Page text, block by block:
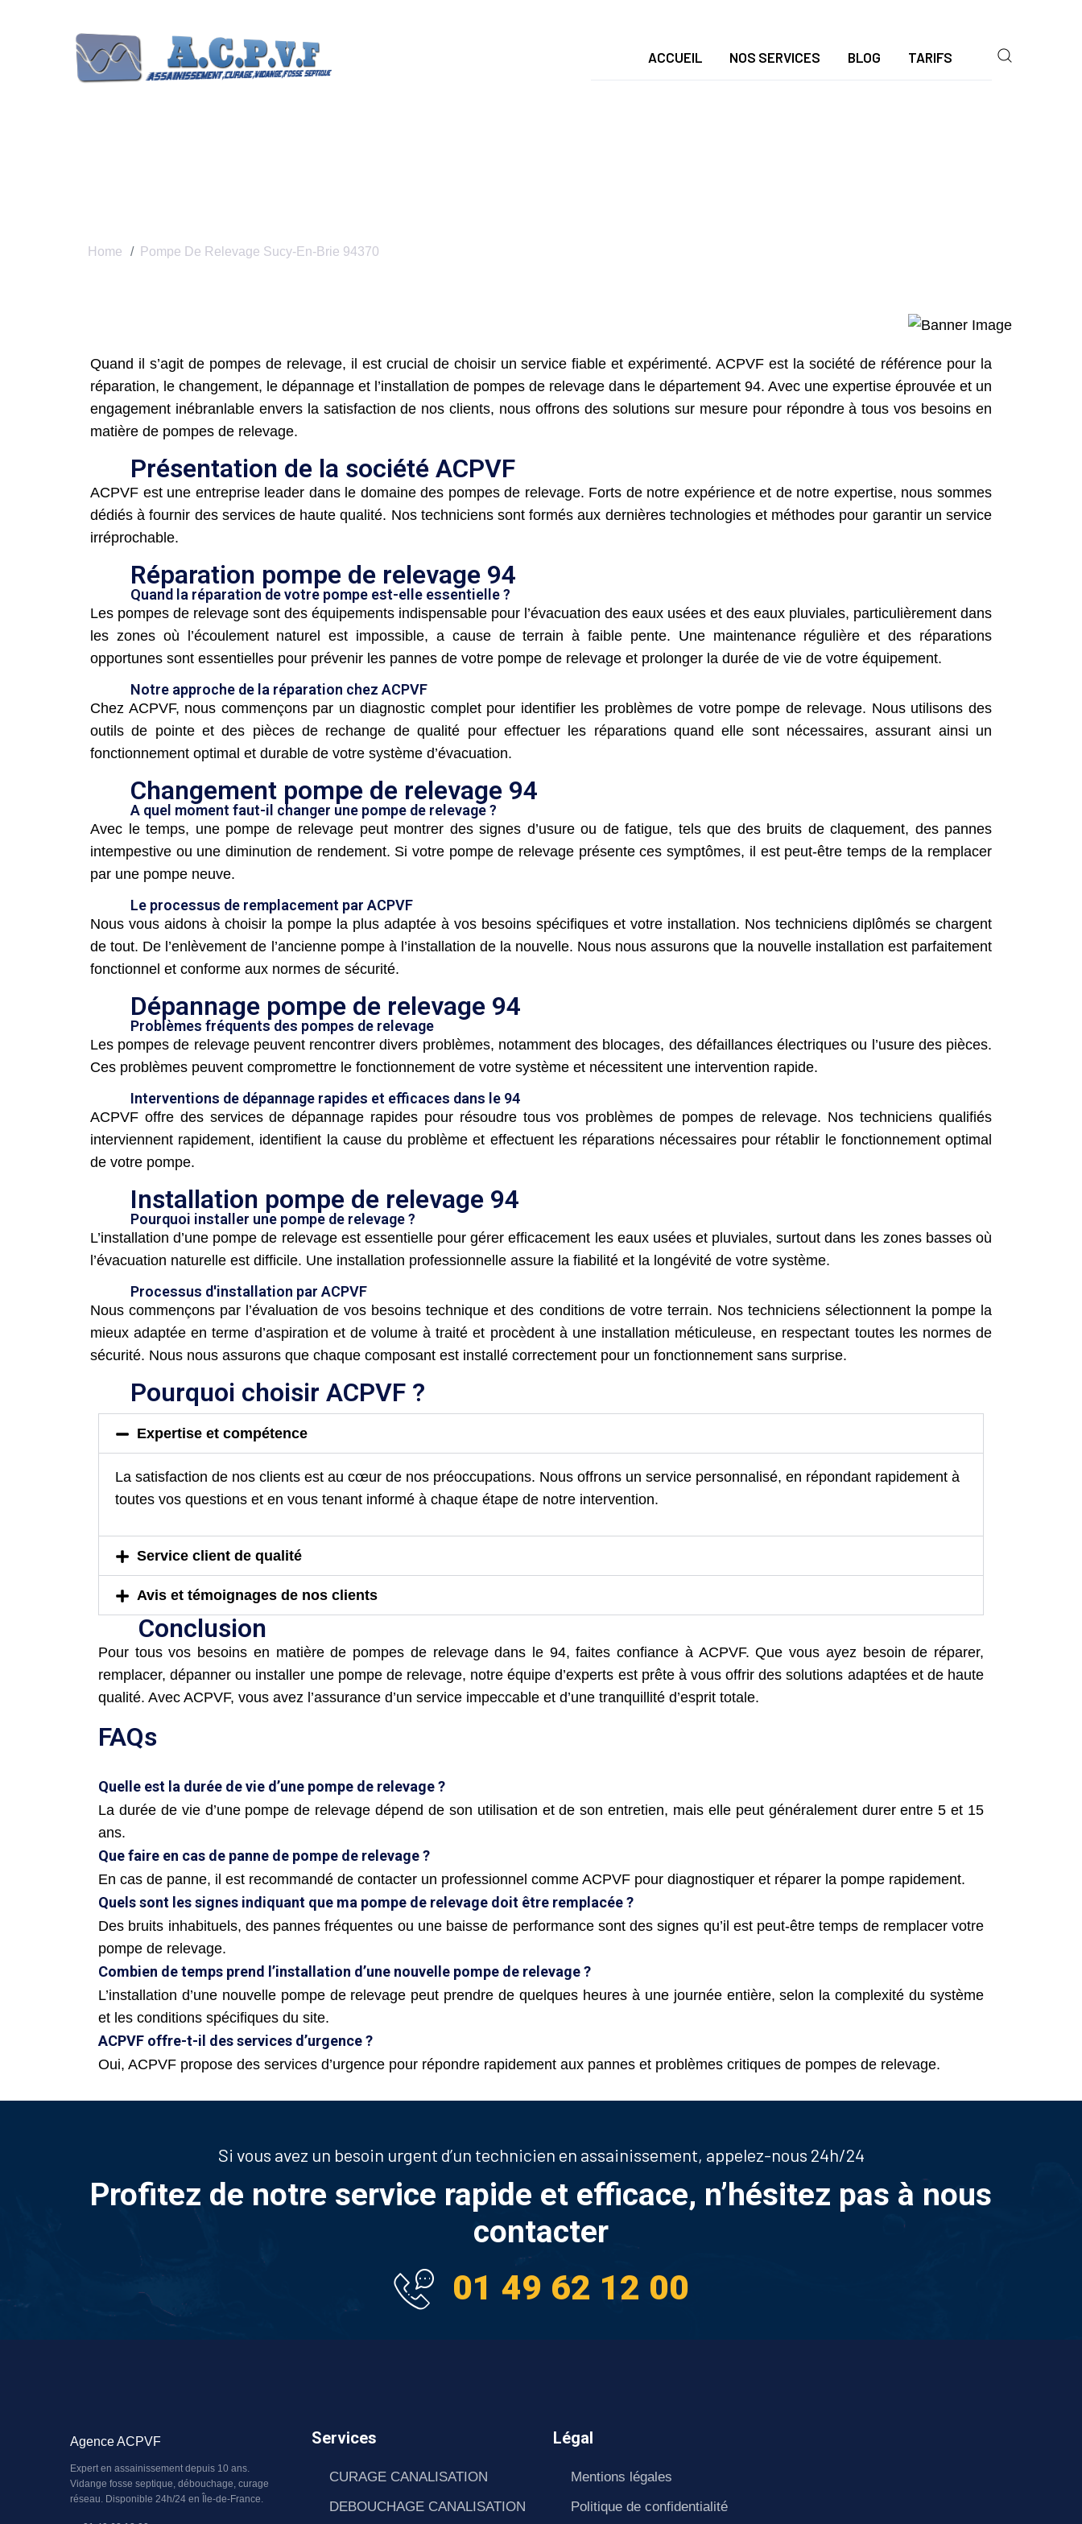
ACCUEIL NOS SERVICES BLOG TARIFS
Home Pompe De Relevage Sucy-En-Brie 94370
Quand il s’agit de pompes de relevage, il est crucial de choisir un service fiable et expérimenté. ACPVF est la société de référence pour la
réparation, le changement, le dépannage et l’installation de pompes de relevage dans le département 94. Avec une expertise éprouvée et un
engagement inébranlable envers la satisfaction de nos clients, nous offrons des solutions sur mesure pour répondre à tous vos besoins en
matière de pompes de relevage.
Présentation de la société ACPVF
ACPVF est une entreprise leader dans le domaine des pompes de relevage. Forts de notre expérience et de notre expertise, nous sommes
dédiés à fournir des services de haute qualité. Nos techniciens sont formés aux dernières technologies et méthodes pour garantir un service
irréprochable.
Réparation pompe de relevage 94
Quand la réparation de votre pompe est-elle essentielle ?
Les pompes de relevage sont des équipements indispensable pour l’évacuation des eaux usées et des eaux pluviales, particulièrement dans
les zones où l’écoulement naturel est impossible, a cause de terrain à faible pente. Une maintenance régulière et des réparations
opportunes sont essentielles pour prévenir les pannes de votre pompe de relevage et prolonger la durée de vie de votre équipement.
Notre approche de la réparation chez ACPVF
Chez ACPVF, nous commençons par un diagnostic complet pour identifier les problèmes de votre pompe de relevage. Nous utilisons des
outils de pointe et des pièces de rechange de qualité pour effectuer les réparations quand elle sont nécessaires, assurant ainsi un
fonctionnement optimal et durable de votre système d’évacuation.
Changement pompe de relevage 94
A quel moment faut-il changer une pompe de relevage ?
Avec le temps, une pompe de relevage peut montrer des signes d’usure ou de fatigue, tels que des bruits de claquement, des pannes
intempestive ou une diminution de rendement. Si votre pompe de relevage présente ces symptômes, il est peut-être temps de la remplacer
par une pompe neuve.
Le processus de remplacement par ACPVF
Nous vous aidons à choisir la pompe la plus adaptée à vos besoins spécifiques et votre installation. Nos techniciens diplômés se chargent
de tout. De l’enlèvement de l’ancienne pompe à l’installation de la nouvelle. Nous nous assurons que la nouvelle installation est parfaitement
fonctionnel et conforme aux normes de sécurité.
Dépannage pompe de relevage 94
Problèmes fréquents des pompes de relevage
Les pompes de relevage peuvent rencontrer divers problèmes, notamment des blocages, des défaillances électriques ou l’usure des pièces.
Ces problèmes peuvent compromettre le fonctionnement de votre système et nécessitent une intervention rapide.
Interventions de dépannage rapides et efficaces dans le 94
ACPVF offre des services de dépannage rapides pour résoudre tous vos problèmes de pompes de relevage. Nos techniciens qualifiés
interviennent rapidement, identifient la cause du problème et effectuent les réparations nécessaires pour rétablir le fonctionnement optimal
de votre pompe.
Installation pompe de relevage 94
Pourquoi installer une pompe de relevage ?
L’installation d’une pompe de relevage est essentielle pour gérer efficacement les eaux usées et pluviales, surtout dans les zones basses où
l’évacuation naturelle est difficile. Une installation professionnelle assure la fiabilité et la longévité de votre système.
Processus d'installation par ACPVF
Nous commençons par l’évaluation de vos besoins technique et des conditions de votre terrain. Nos techniciens sélectionnent la pompe la
mieux adaptée en terme d’aspiration et de volume à traité et procèdent à une installation méticuleuse, en respectant toutes les normes de
sécurité. Nous nous assurons que chaque composant est installé correctement pour un fonctionnement sans surprise.
Pourquoi choisir ACPVF ?
Expertise et compétence
La satisfaction de nos clients est au cœur de nos préoccupations. Nous offrons un service personnalisé, en répondant rapidement à
toutes vos questions et en vous tenant informé à chaque étape de notre intervention.
Service client de qualité
Avis et témoignages de nos clients
Conclusion
Pour tous vos besoins en matière de pompes de relevage dans le 94, faites confiance à ACPVF. Que vous ayez besoin de réparer,
remplacer, dépanner ou installer une pompe de relevage, notre équipe d’experts est prête à vous offrir des solutions adaptées et de haute
qualité. Avec ACPVF, vous avez l’assurance d’un service impeccable et d’une tranquillité d’esprit totale.
FAQs
Quelle est la durée de vie d’une pompe de relevage ?
La durée de vie d’une pompe de relevage dépend de son utilisation et de son entretien, mais elle peut généralement durer entre 5 et 15
ans.
Que faire en cas de panne de pompe de relevage ?
En cas de panne, il est recommandé de contacter un professionnel comme ACPVF pour diagnostiquer et réparer la pompe rapidement.
Quels sont les signes indiquant que ma pompe de relevage doit être remplacée ?
Des bruits inhabituels, des pannes fréquentes ou une baisse de performance sont des signes qu’il est peut-être temps de remplacer votre
pompe de relevage.
Combien de temps prend l’installation d’une nouvelle pompe de relevage ?
L’installation d’une nouvelle pompe de relevage peut prendre de quelques heures à une journée entière, selon la complexité du système
et les conditions spécifiques du site.
ACPVF offre-t-il des services d’urgence ?
Oui, ACPVF propose des services d’urgence pour répondre rapidement aux pannes et problèmes critiques de pompes de relevage.
Si vous avez un besoin urgent d’un technicien en assainissement, appelez-nous 24h/24
Profitez de notre service rapide et efficace, n’hésitez pas à nous
contacter
01 49 62 12 00
Agence ACPVF
Expert en assainissement depuis 10 ans.
Vidange fosse septique, débouchage, curage
réseau. Disponible 24h/24 en Île-de-France.
Services
CURAGE CANALISATION
DEBOUCHAGE CANALISATION
Légal
Mentions légales
Politique de confidentialité